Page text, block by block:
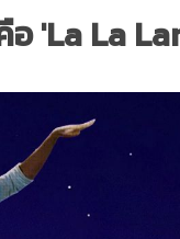
อ 'La La